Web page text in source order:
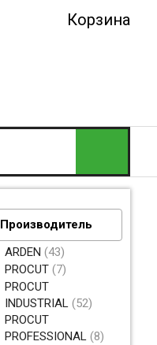
Корзина
Производитель
ARDEN 43
PROCUT 7
PROCUT
INDUSTRIAL 52
PROCUT
PROFESSIONAL 8